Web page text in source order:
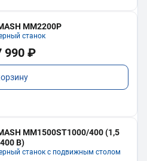
MM2200P
станок
990 ₽
MM1500ST1000/400 (1,5
В)
станок с подвижным столом